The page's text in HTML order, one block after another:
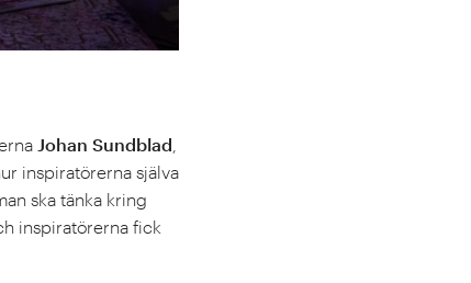
Johan Sundblad
inspiratörerna själva
ska tänka kring
inspiratörerna fick